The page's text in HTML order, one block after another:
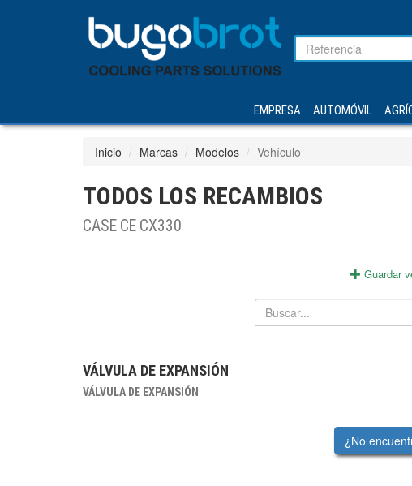
EMPRESA AUTOMÓVIL
Inicio Marcas Modelos Vehículo
TODOS LOS RECAMBIOS
CASE CE CX330
Guardar
VÁLVULA DE EXPANSIÓN
VÁLVULA DE EXPANSIÓN
¿No